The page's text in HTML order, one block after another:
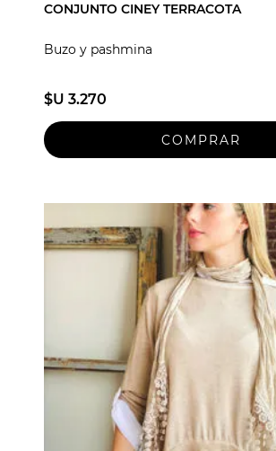
CONJUNTO CINEY TERRACOTA
Buzo y pashmina
$U 3.270